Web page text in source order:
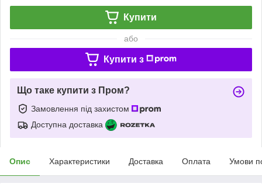
Купити
або
Купити з
Що таке купити з Пром?
Замовлення під захистом
Доступна доставка
Опис Характеристики Доставка Оплата Умови